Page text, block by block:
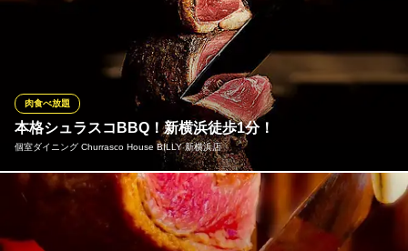
季節に合わせたお野菜を天ぷらにてご提供いたします。 どうぞ他
のお食事とも合わせてお召し上がりくださいませ♪
はーべすと キュービックプラザ新横浜
自然食バイキング
ＪＲ新横浜駅 徒歩2分
神奈川県横浜市港北区新横浜2-100-45 キュービックプラザ新横浜9F
本格シュラスコBBQ！新横浜徒歩1分！
個室ダイニング Churrasco House BILLY 新横浜店
肉食べ放題
肉屋直営だからできる豊富な品揃えとリーズナブルさが自慢！ハ
ワイ料理の定番からジューシーなお肉料理まで多彩なラインナッ
プでおもてなし♪本場の味を楽しめる本格シュラスコはお肉の旨味